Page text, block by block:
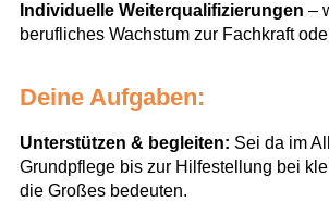
Individuelle Weiterqualifizierungen –
berufliches Wachstum zur Fachkraft
Deine Aufgaben:
Unterstützen & begleiten: Sei da im
Grundpflege bis zur Hilfestellung bei
die Großes bedeuten.